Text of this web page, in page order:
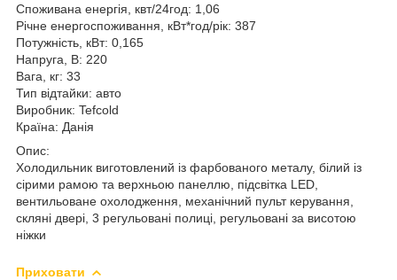
Споживана енергія, квт/24год: 1,06
Річне енергоспоживання, кВт*год/рік: 387
Потужність, кВт: 0,165
Напруга, В: 220
Вага, кг: 33
Тип відтайки: авто
Виробник: Tefcold
Країна: Данія
Опис:
Холодильник виготовлений із фарбованого металу, білий із
сірими рамою та верхньою панеллю, підсвітка LED,
вентильоване охолодження, механічний пульт керування,
скляні двері, 3 регульовані полиці, регульовані за висотою
ніжки
Приховати